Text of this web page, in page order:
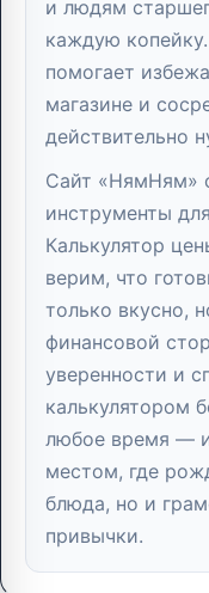
и людям
каждую
помогает
магазине и
действительно
Сайт «НямНям»
инструменты
Калькулятор
верим, что
только вкусно,
финансовой
уверенности и
калькулятором
любое время — и
местом, где
блюда, но и
привычки.